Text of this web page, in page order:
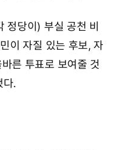
정당이) 부실 공천 비
이 자질 있는 후보, 자
른 투표로 보여줄 것
다.